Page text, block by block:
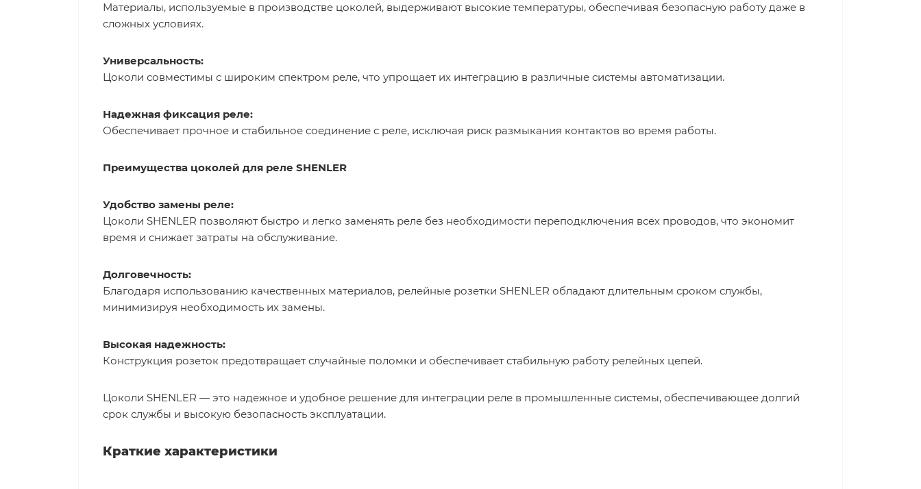
Материалы, используемые в производстве цоколей, выдерживают высокие температуры, обеспечивая безопасную работу даже в
сложных условиях.
Универсальность:
Цоколи совместимы с широким спектром реле, что упрощает их интеграцию в различные системы автоматизации.
Надежная фиксация реле:
Обеспечивает прочное и стабильное соединение с реле, исключая риск размыкания контактов во время работы.
Преимущества цоколей для реле SHENLER
Удобство замены реле:
Цоколи SHENLER позволяют быстро и легко заменять реле без необходимости переподключения всех проводов, что экономит
время и снижает затраты на обслуживание.
Долговечность:
Благодаря использованию качественных материалов, релейные розетки SHENLER обладают длительным сроком службы,
минимизируя необходимость их замены.
Высокая надежность:
Конструкция розеток предотвращает случайные поломки и обеспечивает стабильную работу релейных цепей.
Цоколи SHENLER — это надежное и удобное решение для интеграции реле в промышленные системы, обеспечивающее долгий
срок службы и высокую безопасность эксплуатации.
Краткие характеристики